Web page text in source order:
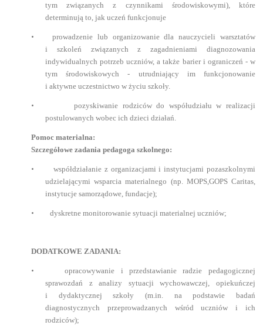
tym związanych z czynnikami środowiskowymi), które
determinują to, jak uczeń funkcjonuje
•prowadzenie lub organizowanie dla nauczycieli warsztatów
i szkoleń związanych z zagadnieniami diagnozowania
indywidualnych potrzeb uczniów, a także barier i ograniczeń - w
tym środowiskowych - utrudniający im funkcjonowanie
i aktywne uczestnictwo w życiu szkoły.
•pozyskiwanie rodziców do współudziału w realizacji
postulowanych wobec ich dzieci działań.
Pomoc materialna:
Szczegółowe zadania pedagoga szkolnego:
•współdziałanie z organizacjami i instytucjami pozaszkolnymi
udzielającymi wsparcia materialnego (np. MOPS,GOPS Caritas,
instytucje samorządowe, fundacje);
•dyskretne monitorowanie sytuacji materialnej uczniów;
DODATKOWE ZADANIA:
•opracowywanie i przedstawianie radzie pedagogicznej
sprawozdań z analizy sytuacji wychowawczej, opiekuńczej
i dydaktycznej szkoły (m.in. na podstawie badań
diagnostycznych przeprowadzanych wśród uczniów i ich
rodziców);